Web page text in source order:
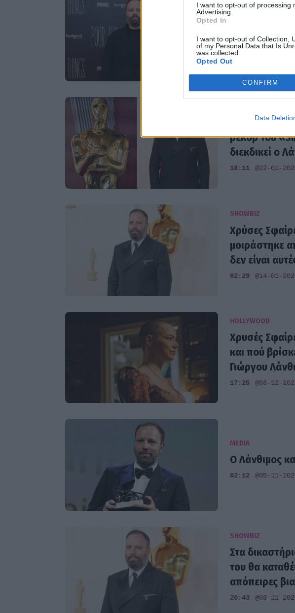
I want to opt-out of processing
Advertising.
Opted In
I want to opt-out of Collection,
of my Personal Data that Is
was collected.
Opted Out
CONFIRM
Data
BAFTA 2026 -
Αναλυτικά η
15:50
Όσκαρ 2026:
ρεκόρ του
διεκδικεί ο
18:11 @22-01-
SHOWBIZ
Χρύσες
μοιράστηκε
δεν είναι
02:29 @14-01-
HOLLYWOOD
Χρυσές
και πού
Γιώργου
17:25 @08-12-
MEDIA
O Λάνθιμος
02:12 @05-11-
SHOWBIZ
Στα
του θα
απόπειρες
20:43 @03-11-